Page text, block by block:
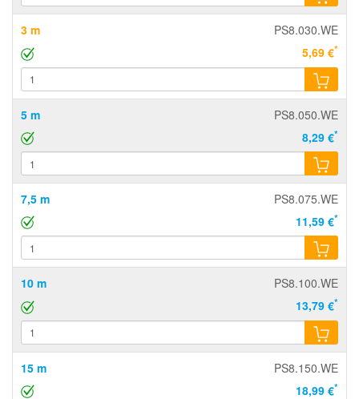
3 m
PS8.030.WE
5,69 €*
5 m
PS8.050.WE
8,29 €*
7,5 m
PS8.075.WE
11,59 €*
10 m
PS8.100.WE
13,79 €*
15 m
PS8.150.WE
18,99 €*